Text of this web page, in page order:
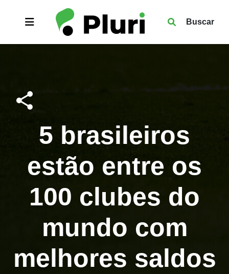
Buscar
5 brasileiros
estão entre os
100 clubes do
mundo com
melhores saldos